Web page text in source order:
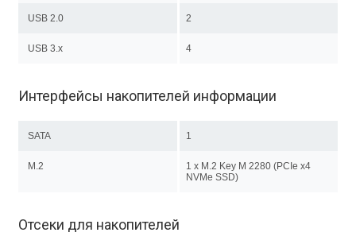
USB 2.0 2
USB 3.x 4
Интерфейсы накопителей информации
SATA 1
M.2
1 x M.2 Key M 2280 (PCIe x4
NVMe SSD)
Отсеки для накопителей